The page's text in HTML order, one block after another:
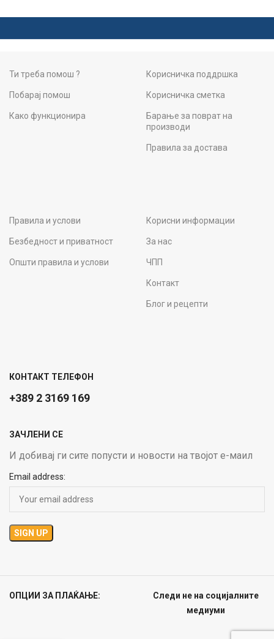
Ти треба помош ?
Побарај помош
Како функционира
Корисничка поддршка
Корисничка сметка
Барање за поврат на
производи
Правила за достава
Правила и услови
Безбедност и приватност
Општи правила и услови
Корисни информации
За нас
ЧПП
Контакт
Блог и рецепти
КОНТАКТ ТЕЛЕФОН
+389 2 3169 169
ЗАЧЛЕНИ СЕ
И добивај ги сите попусти и новости на твојот е-маил
Email address:
ОПЦИИ ЗА ПЛАЌАЊЕ:
Следи не на социјалните
медиуми